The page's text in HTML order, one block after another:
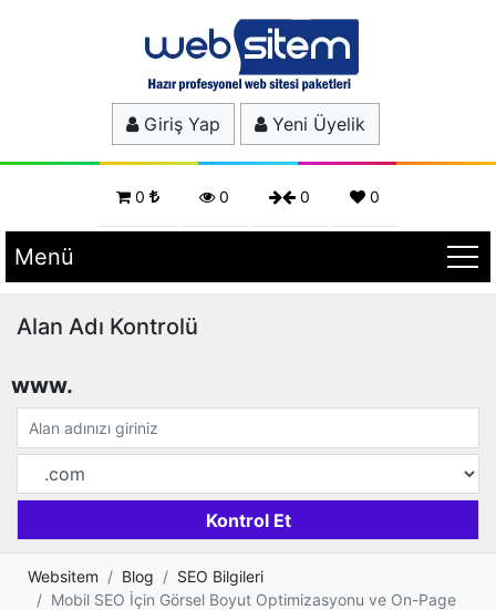
Giriş Yap Yeni Üyelik
0 0 0 0
Menü
Alan Adı Kontrolü
www.
Websitem Blog
SEO Bilgileri
Mobil SEO İçin Görsel Boyut Optimizasyonu ve On-Page